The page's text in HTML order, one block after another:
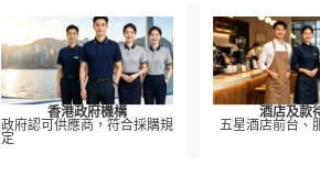
香港政府機構
政府認可供應商，符合採購規
定
酒店及款
五星酒店前台、